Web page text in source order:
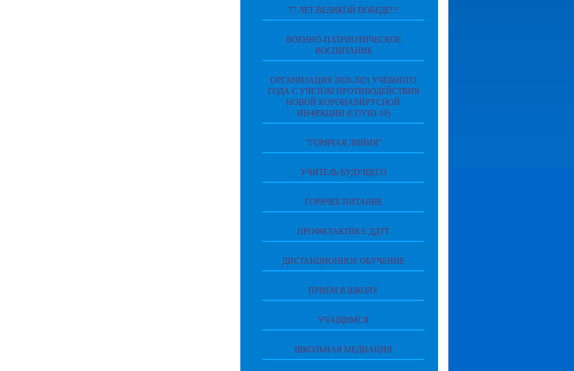
77 ЛЕТ ВЕЛИКОЙ ПОБЕДЕ!!!
ВОЕННО-ПАТРИОТИЧЕСКОЕ
ВОСПИТАНИЕ
ОРГАНИЗАЦИЯ 2020-2021 УЧЕБНОГО
ГОДА С УЧЕТОМ ПРОТИВОДЕЙСТВИЯ
НОВОЙ КОРОНАВИРУСНОЙ
ИНФЕКЦИИ (COVID-19)
"ГОРЯЧАЯ ЛИНИЯ"
УЧИТЕЛЬ БУДУЩЕГО
ГОРЯЧЕЕ ПИТАНИЕ
ПРОФИЛАКТИКА ДДТТ
ДИСТАНЦИОННОЕ ОБУЧЕНИЕ
ПРИЕМ В ШКОЛУ
УЧАЩИМСЯ
ШКОЛЬНАЯ МЕДИАЦИЯ